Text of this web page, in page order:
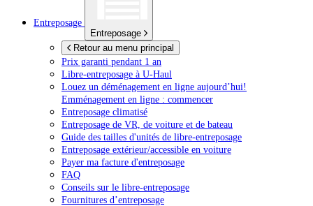
Entreposage
Entreposage
Retour au menu principal
Prix garanti pendant 1 an
Libre-entreposage à U-Haul
Louez un déménagement en ligne aujourd’hui!
Emménagement en ligne : commencer
Entreposage climatisé
Entreposage de VR, de voiture et de bateau
Guide des tailles d'unités de libre-entreposage
Entreposage extérieur/accessible en voiture
Payer ma facture d'entreposage
FAQ
Conseils sur le libre-entreposage
Fournitures d’entreposage